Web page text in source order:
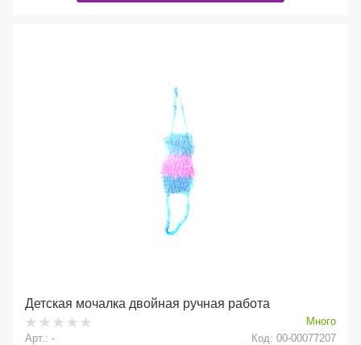
Детская мочалка двойная ручная работа
Много
Арт.: -
Код: 00-00077207